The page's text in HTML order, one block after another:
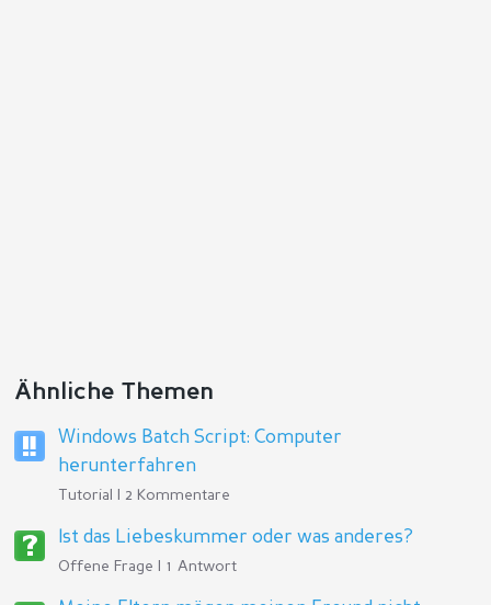
Ähnliche Themen
Windows Batch Script: Computer
herunterfahren
Tutorial | 2 Kommentare
Ist das Liebeskummer oder was anderes?
Offene Frage | 1 Antwort